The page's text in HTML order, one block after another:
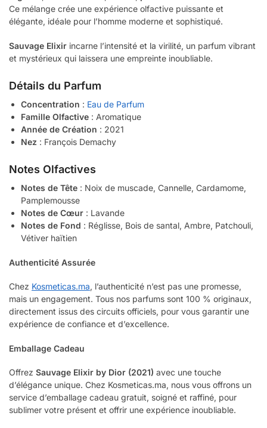
Ce mélange crée une expérience olfactive puissante et
élégante, idéale pour l’homme moderne et sophistiqué.
Sauvage Elixir incarne l’intensité et la virilité, un parfum vibrant
et mystérieux qui laissera une empreinte inoubliable.
Détails du Parfum
Concentration : Eau de Parfum
Famille Olfactive : Aromatique
Année de Création : 2021
Nez : François Demachy
Notes Olfactives
Notes de Tête : Noix de muscade, Cannelle, Cardamome,
Pamplemousse
Notes de Cœur : Lavande
Notes de Fond : Réglisse, Bois de santal, Ambre, Patchouli,
Vétiver haïtien
Authenticité Assurée
Chez Kosmeticas.ma, l’authenticité n’est pas une promesse,
mais un engagement. Tous nos parfums sont 100 % originaux,
directement issus des circuits officiels, pour vous garantir une
expérience de confiance et d’excellence.
Emballage Cadeau
Offrez Sauvage Elixir by Dior (2021) avec une touche
d’élégance unique. Chez Kosmeticas.ma, nous vous offrons un
service d’emballage cadeau gratuit, soigné et raffiné, pour
sublimer votre présent et offrir une expérience inoubliable.